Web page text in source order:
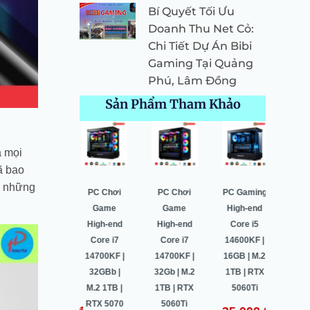
mọi
bao
những
Bí Quyết Tối Ưu
Doanh Thu Net Cỏ:
Chi Tiết Dự Án Bibi
Gaming Tại Quảng
Phú, Lâm Đồng
Sản Phẩm Tham Khảo
PC Gaming
Core i5
14600KF |
32Gb | M.2
gốc
52.549.000 ₫.
50.443.000 ₫.
PC Chơi
Game
High-end
Core i7
14700KF |
32GBb |
M.2 1TB |
RTX 5070
Giá
gốc
là:
Giá
hiện
tại
49.996.000 ₫.
PC Chơi
Game
High-end
Core i7
14700KF |
32Gb | M.2
1TB | RTX
5060Ti
Giá
gốc
là:
Giá
hiện
tại
45.740.000 ₫.
PC Gaming
High-end
Core i5
14600KF |
16GB | M.2
1TB | RTX
5060Ti
Giá
gốc
là:
Giá
hiện
tại
32.823.000 ₫.